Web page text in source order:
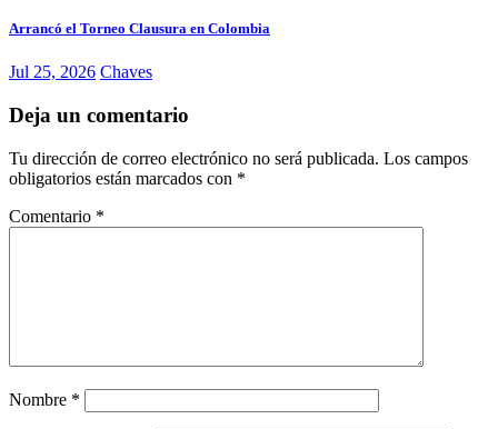
Arrancó el Torneo Clausura en Colombia
Jul 25, 2026 Chaves
Deja un comentario
Tu dirección de correo electrónico no será publicada. Los campos
obligatorios están marcados con *
Comentario *
Nombre *